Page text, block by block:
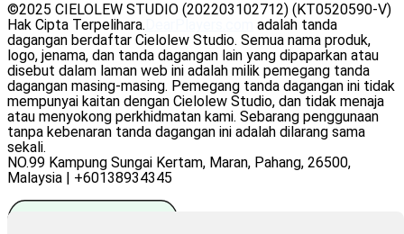
©2025 CIELOLEW STUDIO (202203102712) (KT0520590-V)
Hak Cipta Terpelihara.
adalah tanda
dagangan berdaftar Cielolew Studio. Semua nama produk,
logo, jenama, dan tanda dagangan lain yang dipaparkan atau
disebut dalam laman web ini adalah milik pemegang tanda
dagangan masing-masing. Pemegang tanda dagangan ini tidak
mempunyai kaitan dengan Cielolew Studio, dan tidak menaja
atau menyokong perkhidmatan kami. Sebarang penggunaan
tanpa kebenaran tanda dagangan ini adalah dilarang sama
sekali.
NO.99 Kampung Sungai Kertam, Maran, Pahang, 26500,
Malaysia | +60138934345